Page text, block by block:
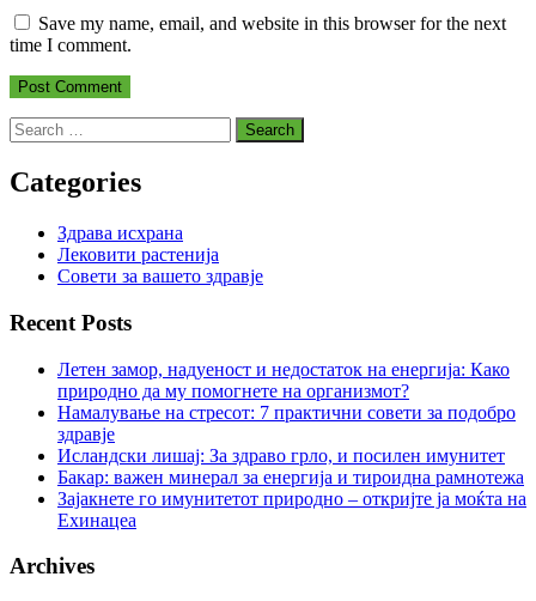
Save my name, email, and website in this browser for the next
time I comment.
Search
for:
Categories
Здрава исхрана
Лековити растенија
Совети за вашето здравје
Recent Posts
Летен замор, надуеност и недостаток на енергија: Како
природно да му помогнете на организмот?
Намалување на стресот: 7 практични совети за подобро
здравје
Исландски лишај: За здраво грло, и посилен имунитет
Бакар: важен минерал за енергија и тироидна рамнотежа
Зајакнете го имунитетот природно – откријте ја моќта на
Ехинацеа
Archives